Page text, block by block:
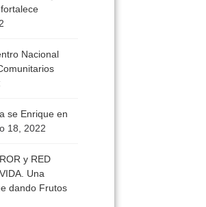
Nacional
se Enrique en
18, 2022
y RED
Una
dando Frutos